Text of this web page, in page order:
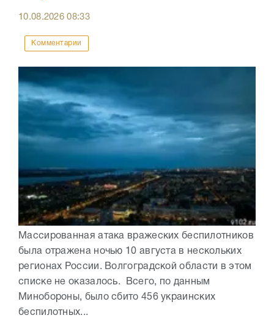
10.08.202608:33
Комментарии
Массированная атака вражеских беспилотников
была отражена ночью 10 августа в нескольких
регионах России. Волгоградской области в этом
списке не оказалось. Всего, по данным
Минобороны, было сбито 456 украинских
беспилотных...